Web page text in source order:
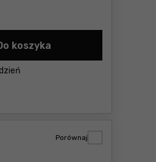
69,00 zł
TWO ORGANIZER MULTI
koszyka
Podwójna ostrzałka do
Porównaj